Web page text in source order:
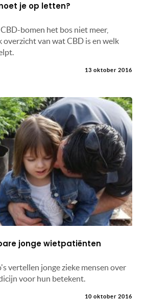
je op letten?
bomen het bos niet meer,
overzicht van wat CBD is en welk
13 oktober 2016
jonge wietpatiënten
vertellen jonge zieke mensen over
voor hun betekent.
10 oktober 2016